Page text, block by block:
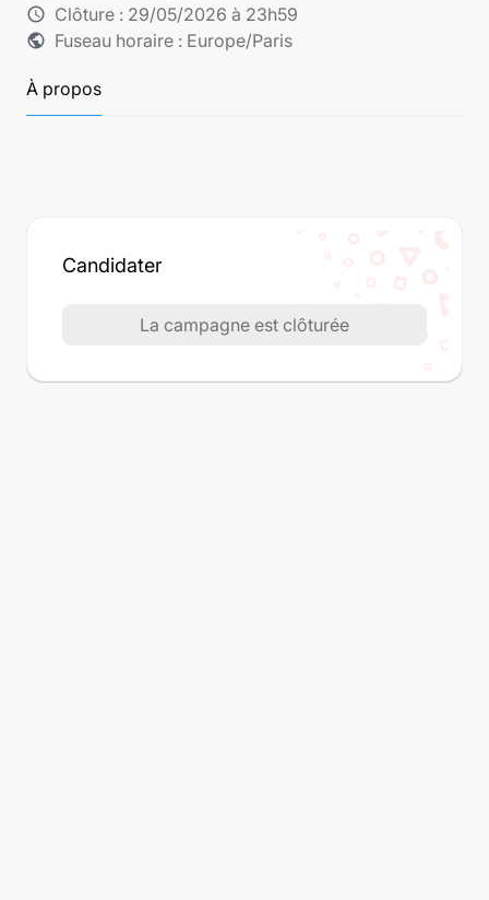
schedule Clôture : 29/05/2026 à 23h59
public Fuseau horaire : Europe/Paris
À propos
Candidater
La campagne est clôturée